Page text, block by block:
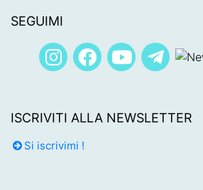
SEGUIMI
ISCRIVITI ALLA NEWSLETTER
Si iscrivimi !